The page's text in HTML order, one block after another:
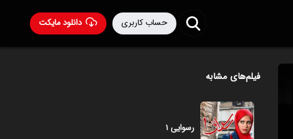
دانلود مایکت حساب کاربری
فیلم‌های مشابه
رسوایی ۱